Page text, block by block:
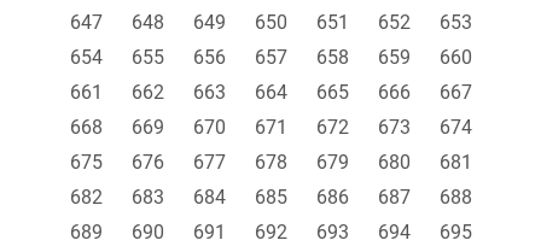
647
648 649 650 651 652
653
654
655 656 657 658 659
660
661
662 663 664 665 666
667
668
669 670 671 672 673
674
675
676 677 678 679 680
681
682
683 684 685 686 687
688
689
690 691 692 693 694
695